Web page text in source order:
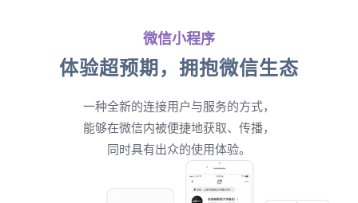
微信小程序
体验超预期，拥抱微信生态
一种全新的连接用户与服务的方式，
能够在微信内被便捷地获取、传播，
同时具有出众的使用体验。